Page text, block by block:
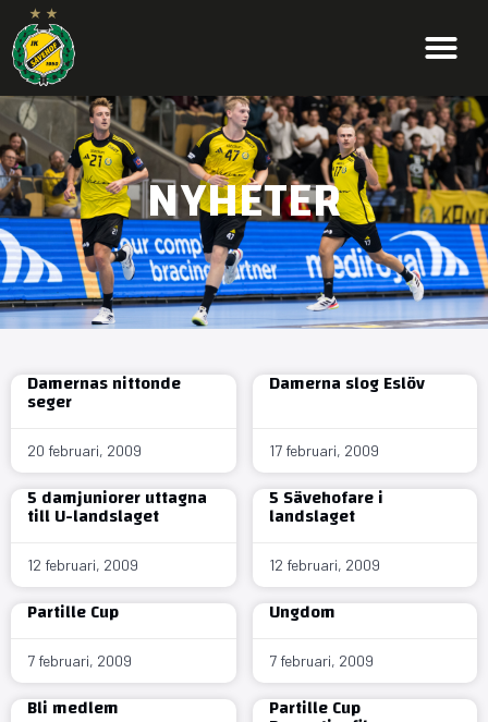
NYHETER
Damernas nittonde
seger
20 februari, 2009
Damerna slog Eslöv
17 februari, 2009
5 damjuniorer uttagna
till U-landslaget
12 februari, 2009
5 Sävehofare i
landslaget
12 februari, 2009
Partille Cup
7 februari, 2009
Ungdom
7 februari, 2009
Bli medlem Partille Cup